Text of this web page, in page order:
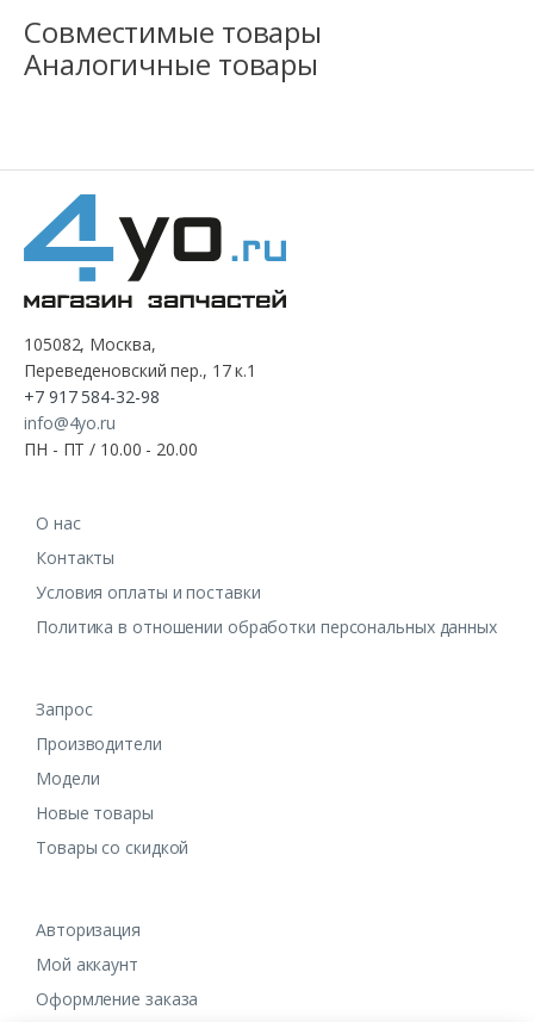
Совместимые товары
Аналогичные товары
105082, Москва,
Переведеновский пер., 17 к.1
+7 917 584-32-98
info@4yo.ru
ПН - ПТ / 10.00 - 20.00
О нас
Контакты
Условия оплаты и поставки
Политика в отношении обработки персональных данных
Запрос
Производители
Модели
Новые товары
Товары со скидкой
Авторизация
Мой аккаунт
Оформление заказа